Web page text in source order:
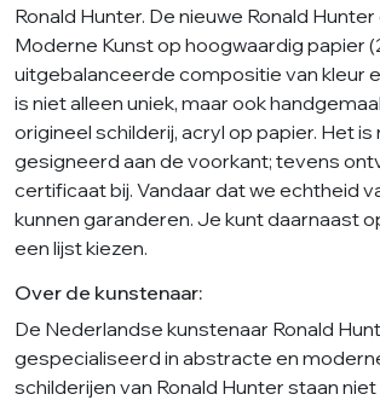
Ronald Hunter. De nieuwe Ronald
Moderne Kunst op hoogwaardig papier
uitgebalanceerde compositie van kleur
is niet alleen uniek, maar ook
origineel schilderij, acryl op papier. Het is
gesigneerd aan de voorkant; tevens
certificaat bij. Vandaar dat we echtheid
kunnen garanderen. Je kunt daarnaast
een lijst kiezen.
Over de kunstenaar:
De Nederlandse kunstenaar Ronald
gespecialiseerd in abstracte en
schilderijen van Ronald Hunter staan